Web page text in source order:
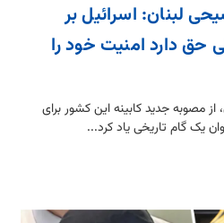
لبنان: اسرائیل بر
حق دارد امنیت خود را
مصوبه جدید کابینه این کشور برای
یک گام تاریخی یاد کرد...